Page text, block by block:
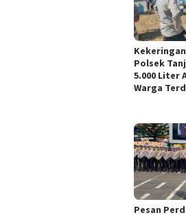
Polsek
5.000 Liter
Warga
Pesan